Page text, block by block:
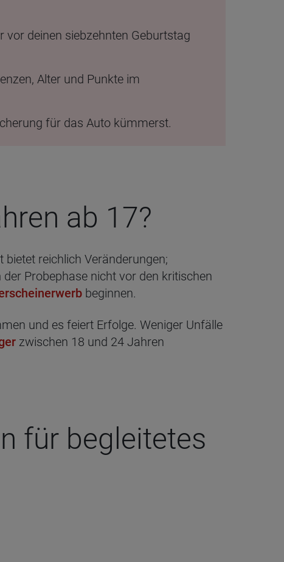
deinen siebzehnten Geburtstag
Alter und Punkte im
für das Auto kümmerst.
ab 17?
reichlich Veränderungen;
Probephase nicht vor den kritischen
beginnen.
und es feiert Erfolge. Weniger Unfälle
zwischen 18 und 24 Jahren
für beglei­te­tes